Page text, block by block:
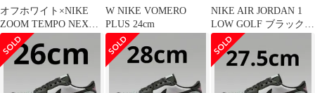
オフホワイト×NIKE
ZOOM TEMPO NEXT%
PINK GLOW
W NIKE VOMERO
PLUS 24cm
NIKE AIR JORDAN 1
LOW GOLF ブラック
グレー 27